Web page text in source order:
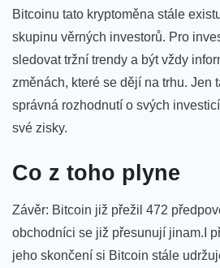
Bitcoinu⁤ tato kryptoměna stále
skupinu věrných​ investorů. Pro
sledovat tržní ⁣trendy ⁤a být​ vždy‍
změnách, které se dějí na‌ trhu. ‍Jen
správná⁣ rozhodnutí o svých
své⁤ zisky.
Co ⁤z toho plyne
Závěr: ⁤Bitcoin​ již přežil 472
obchodníci se již přesunují jinam.I‌
jeho skončení ⁣si Bitcoin stále‍